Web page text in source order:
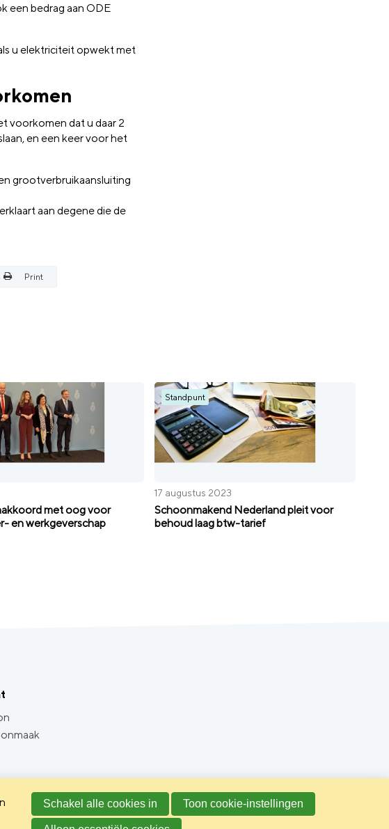
een bedrag aan ODE
u elektriciteit opwekt met
voorkomen dat u daar 2
en een keer voor het
grootverbruikaansluiting
aan degene die de
Print
met oog voor
en werkgeverschap
Standpunt
17 augustus 2023
Schoonmakend Nederland pleit voor
behoud laag btw-tarief
Schakel alle cookies in Toon cookie-instellingen